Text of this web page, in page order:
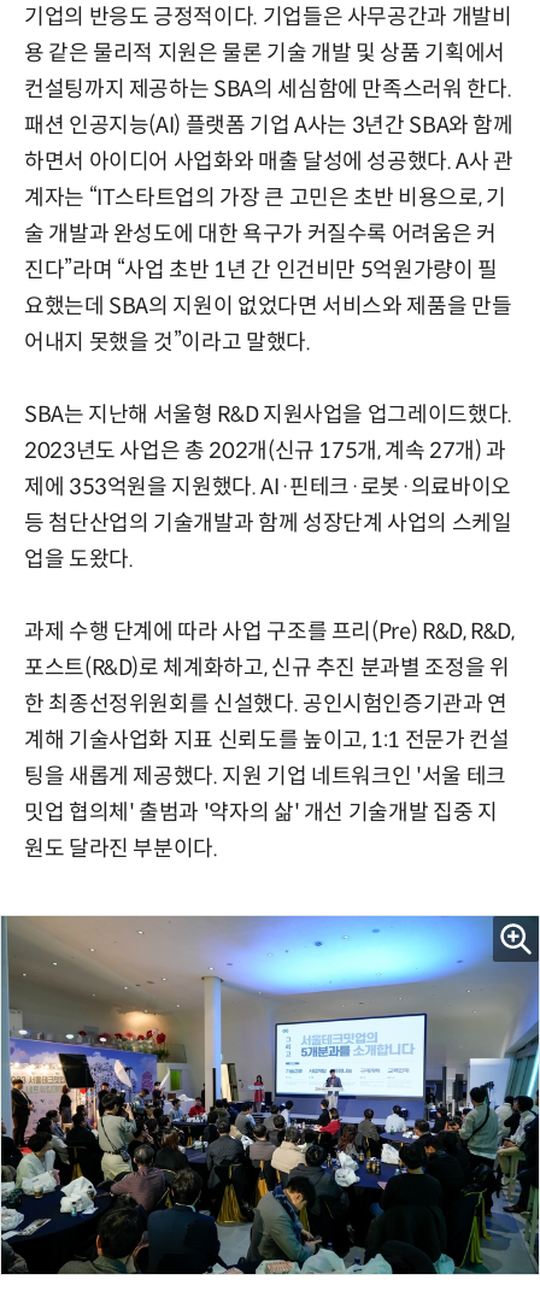
기업의 반응도 긍정적이다. 기업들은 사무공간과 개발비
용 같은 물리적 지원은 물론 기술 개발 및 상품 기획에서
컨설팅까지 제공하는 SBA의 세심함에 만족스러워 한다.
패션 인공지능(AI) 플랫폼 기업 A사는 3년간 SBA와 함께
하면서 아이디어 사업화와 매출 달성에 성공했다. A사 관
계자는 “IT스타트업의 가장 큰 고민은 초반 비용으로, 기
술 개발과 완성도에 대한 욕구가 커질수록 어려움은 커
진다”라며 “사업 초반 1년 간 인건비만 5억원가량이 필
요했는데 SBA의 지원이 없었다면 서비스와 제품을 만들
어내지 못했을 것”이라고 말했다.
SBA는 지난해 서울형 R&D 지원사업을 업그레이드했다.
2023년도 사업은 총 202개(신규 175개, 계속 27개) 과
제에 353억원을 지원했다. AI·핀테크·로봇·의료바이오
등 첨단산업의 기술개발과 함께 성장단계 사업의 스케일
업을 도왔다.
과제 수행 단계에 따라 사업 구조를 프리(Pre) R&D, R&D,
포스트(R&D)로 체계화하고, 신규 추진 분과별 조정을 위
한 최종선정위원회를 신설했다. 공인시험인증기관과 연
계해 기술사업화 지표 신뢰도를 높이고, 1:1 전문가 컨설
팅을 새롭게 제공했다. 지원 기업 네트워크인 '서울 테크
밋업 협의체' 출범과 '약자의 삶' 개선 기술개발 집중 지
원도 달라진 부분이다.